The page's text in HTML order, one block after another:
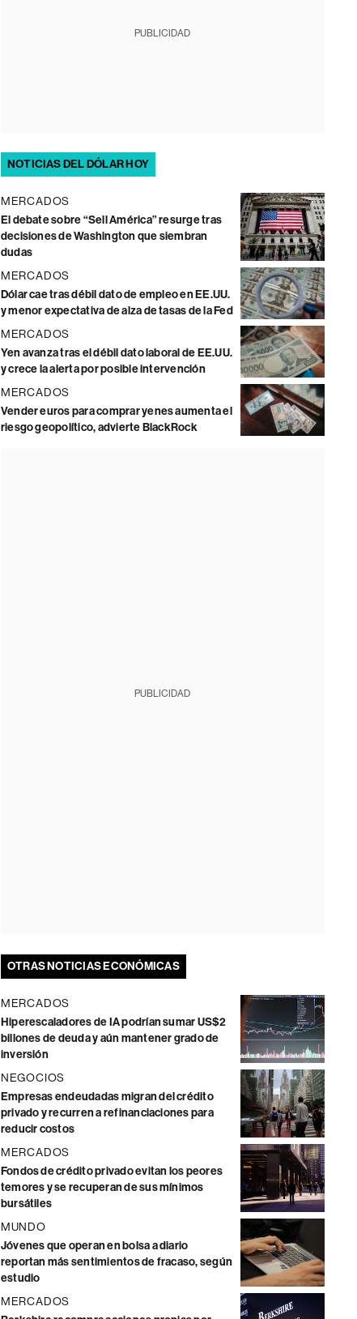
PUBLICIDAD
NOTICIAS DEL DÓLAR HOY
MERCADOS
El debate sobre “Sell América” resurge tras
decisiones de Washington que siembran
dudas
MERCADOS
Dólar cae tras débil dato de empleo en EE.UU.
y menor expectativa de alza de tasas de la Fed
MERCADOS
Yen avanza tras el débil dato laboral de EE.UU.
y crece la alerta por posible intervención
MERCADOS
Vender euros para comprar yenes aumenta el
riesgo geopolítico, advierte BlackRock
PUBLICIDAD
OTRAS NOTICIAS ECONÓMICAS
MERCADOS
Hiperescaladores de IA podrían sumar US$2
billones de deuda y aún mantener grado de
inversión
NEGOCIOS
Empresas endeudadas migran del crédito
privado y recurren a refinanciaciones para
reducir costos
MERCADOS
Fondos de crédito privado evitan los peores
temores y se recuperan de sus mínimos
bursátiles
MUNDO
Jóvenes que operan en bolsa a diario
reportan más sentimientos de fracaso, según
estudio
MERCADOS